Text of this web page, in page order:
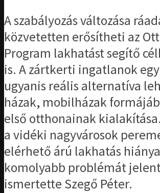
A szabályozás változása
közvetetten erősítheti az
Program lakhatást segítő
is. A zártkerti ingatlanok
ugyanis reális alternatíva
házak, mobilházak
első otthonainak
a vidéki nagyvárosok
elérhető árú lakhatás
komolyabb problémát
ismertette Szegő Péter.